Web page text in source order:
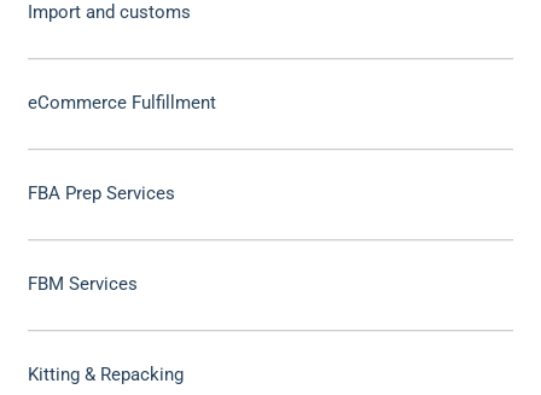
Import and customs
eCommerce Fulfillment
FBA Prep Services
FBM Services
Kitting & Repacking